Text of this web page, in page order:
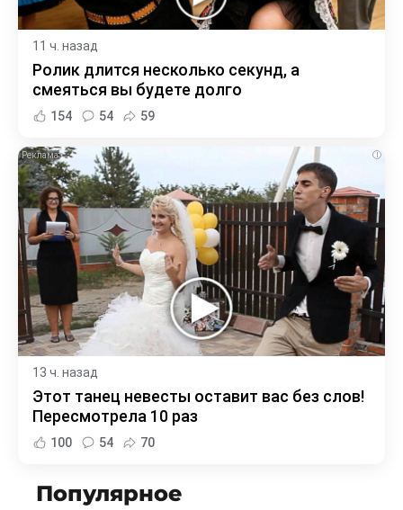
11 ч. назад
Ролик длится несколько секунд, а
смеяться вы будете долго
154 54 59
i
13 ч. назад
Этот танец невесты оставит вас без слов!
Пересмотрела 10 раз
100 54 70
Популярное